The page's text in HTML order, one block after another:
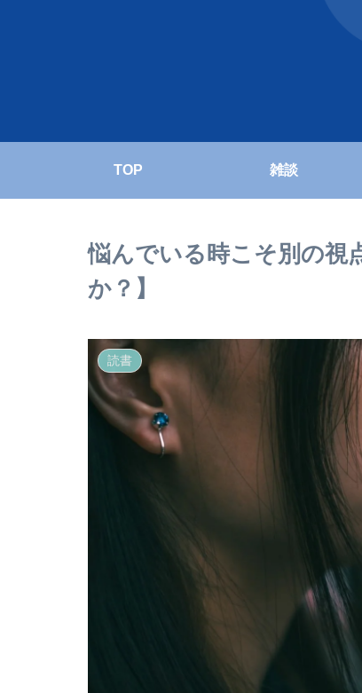
TOP 雑談
悩んでいる時こそ別の視
か？】
読書